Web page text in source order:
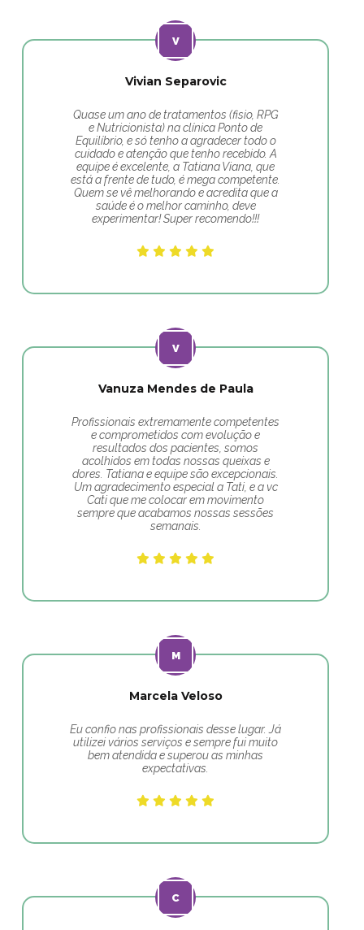
Vivian Separovic
Quase um ano de tratamentos (fisio, RPG
e Nutricionista) na clínica Ponto de
Equilíbrio, e só tenho a agradecer todo o
cuidado e atenção que tenho recebido. A
equipe é excelente, a Tatiana Viana, que
está a frente de tudo, é mega competente.
Quem se vê melhorando e acredita que a
saúde é o melhor caminho, deve
experimentar! Super recomendo!!!
Vanuza Mendes de Paula
Profissionais extremamente competentes
e comprometidos com evolução e
resultados dos pacientes, somos
acolhidos em todas nossas queixas e
dores. Tatiana e equipe são excepcionais.
Um agradecimento especial a Tati, e a vc
Cati que me colocar em movimento
sempre que acabamos nossas sessões
semanais.
Marcela Veloso
Eu confio nas profissionais desse lugar. Já
utilizei vários serviços e sempre fui muito
bem atendida e superou as minhas
expectativas.